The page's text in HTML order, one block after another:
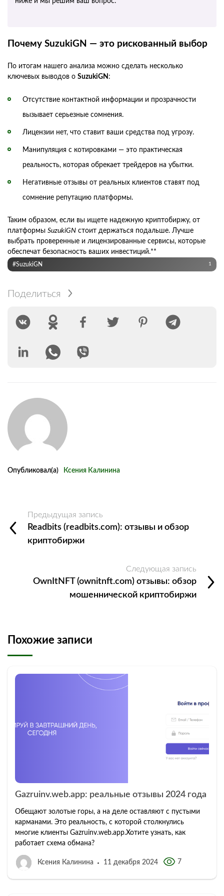
Почему SuzukiGN — это рискованный выбор
По итогам нашего анализа можно сделать несколько
ключевых выводов о SuzukiGN :
Отсутствие контактной информации и прозрачности
вызывает серьезные сомнения.
Лицензии нет, что ставит ваши средства под угрозу.
Манипуляция с котировками — это практическая
реальность, которая обрекает трейдеров на убытки.
Негативные отзывы от реальных клиентов ставят под
сомнение репутацию платформы.
Таким образом, если вы ищете надежную криптобиржу, от
платформы SuzukiGN стоит держаться подальше. Лучше
выбрать проверенные и лицензированные сервисы, которые
обеспечат безопасность ваших инвестиций.**
#SuzukiGN 1
Поделиться
Опубликовал(а) Ксения Калинина
Предыдущая запись
Readbits (readbits.com): отзывы и обзор
криптобиржи
Следующая запись
OwnItNFT (ownitnft.com) отзывы: обзор
мошеннической криптобиржи
Похожие записи
Gazruinv.web.app: реальные отзывы 2024 года
Обещают золотые горы, а на деле оставляют с пустыми
карманами. Это реальность, с которой столкнулись
многие клиенты Gazruinv.web.app.Хотите узнать, как
работает схема обмана?
Ксения Калинина 11 декабря 2024 7